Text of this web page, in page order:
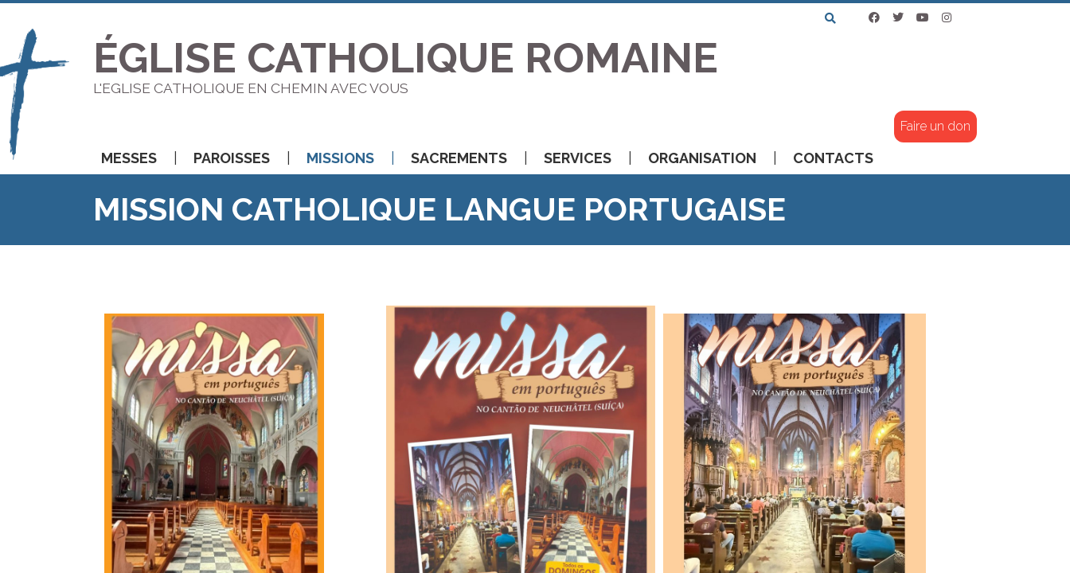
ÉGLISE CATHOLIQUE ROMAINE
L'EGLISE CATHOLIQUE EN CHEMIN AVEC VOUS
Faire un don
MESSES PAROISSES MISSIONS SACREMENTS SERVICES ORGANISATION CONTACTS
MISSION CATHOLIQUE LANGUE PORTUGAISE